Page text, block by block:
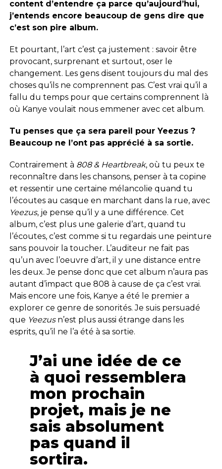
content d’entendre ça parce qu’aujourd’hui,
j’entends encore beaucoup de gens dire que
c’est son pire album.
Et pourtant, l’art c’est ça justement : savoir être
provocant, surprenant et surtout, oser le
changement. Les gens disent toujours du mal des
choses qu’ils ne comprennent pas. C’est vrai qu’il a
fallu du temps pour que certains comprennent là
où Kanye voulait nous emmener avec cet album.
Tu penses que ça sera pareil pour Yeezus ?
Beaucoup ne l’ont pas apprécié à sa sortie.
Contrairement à 808 & Heartbreak, où tu peux te
reconnaître dans les chansons, penser à ta copine
et ressentir une certaine mélancolie quand tu
l’écoutes au casque en marchant dans la rue, avec
Yeezus, je pense qu’il y a une différence. Cet
album, c’est plus une galerie d’art, quand tu
l’écoutes, c’est comme si tu regardais une peinture
sans pouvoir la toucher. L’auditeur ne fait pas
qu’un avec l’oeuvre d’art, il y une distance entre
les deux. Je pense donc que cet album n’aura pas
autant d’impact que 808 à cause de ça c’est vrai.
Mais encore une fois, Kanye a été le premier a
explorer ce genre de sonorités. Je suis persuadé
que Yeezusn’est plus aussi étrange dans les
esprits, qu’il ne l’a été à sa sortie.
J’ai une idée de ce
à quoi ressemblera
mon prochain
projet, mais je ne
sais absolument
pas quand il
sortira.